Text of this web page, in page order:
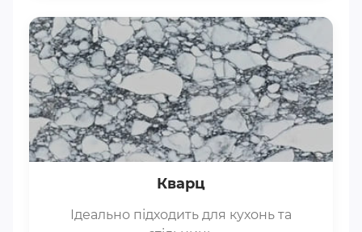
Кварц
Ідеально підходить для кухонь та